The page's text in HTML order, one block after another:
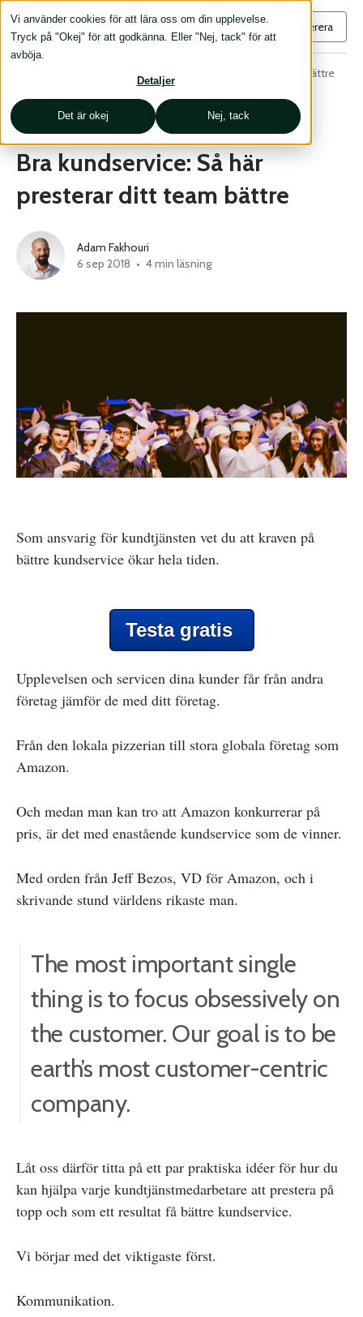
Vi använder cookies för att lära oss om din upplevelse.
Tryck på "Okej" för att godkänna. Eller "Nej, tack" för att
avböja.
Detaljer
Det är okej Nej, tack
Prenumerera
Bra kundservice: Så här presterar ditt team bättre
KUNDUPPLEVELSE
Bra kundservice: Så här
presterar ditt team bättre
Adam Fakhouri
6 sep 2018 • 4 min läsning
Som ansvarig för kundtjänsten vet du att kraven på
bättre kundservice ökar hela tiden.
Testa gratis
Upplevelsen och servicen dina kunder får från andra
företag jämför de med ditt företag.
Från den lokala pizzerian till stora globala företag som
Amazon.
Och medan man kan tro att Amazon konkurrerar på
pris, är det med enastående kundservice som de vinner.
Med orden från Jeff Bezos, VD för Amazon, och i
skrivande stund världens rikaste man.
The most important single
thing is to focus obsessively on
the customer. Our goal is to be
earth’s most customer-centric
company.
Låt oss därför titta på ett par praktiska idéer för hur du
kan hjälpa varje kundtjänstmedarbetare att prestera på
topp och som ett resultat få bättre kundservice.
Vi börjar med det viktigaste först.
Kommunikation.